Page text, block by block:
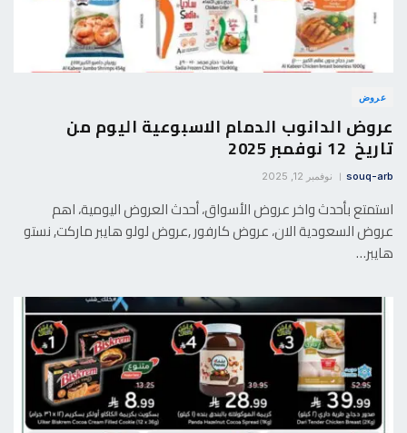
عروض
عروض الدانوب الدمام الاسبوعية اليوم من
تاريخ 12 نوفمبر 2025
souq-arb نوفمبر 12, 2025
استمتع بأحدث واخر عروض الأسواق، أحدث العروض اليومية، اهم
عروض السعودية الان، عروض كارفور ,عروض لولو هايبر ماركت, نستو
هايبر…